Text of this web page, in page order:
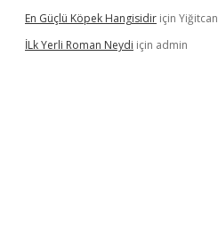
En Güçlü Köpek Hangisidir için Yiğitcan
İLk Yerli Roman Neydi için admin